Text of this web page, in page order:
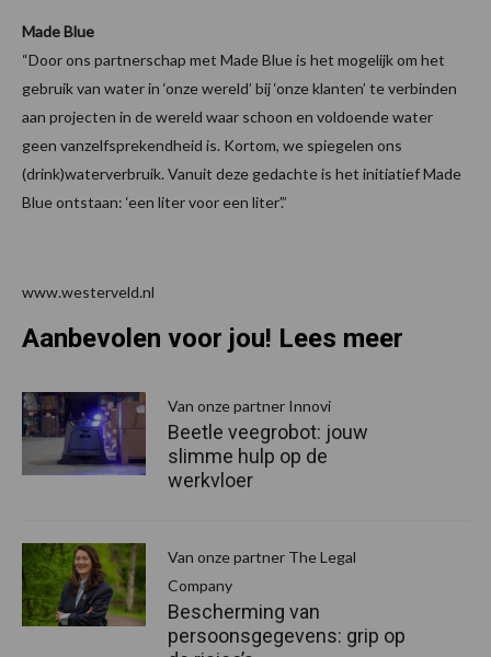
Made Blue
“Door ons partnerschap met Made Blue is het mogelijk om het
gebruik van water in ‘onze wereld’ bij ‘onze klanten’ te verbinden
aan projecten in de wereld waar schoon en voldoende water
geen vanzelfsprekendheid is. Kortom, we spiegelen ons
(drink)waterverbruik. Vanuit deze gedachte is het initiatief Made
Blue ontstaan: ‘een liter voor een liter’.”
www.westerveld.nl
Aanbevolen voor jou! Lees meer
Van onze partner Innovi
Beetle veegrobot: jouw
slimme hulp op de
werkvloer
Van onze partner The Legal
Company
Bescherming van
persoonsgegevens: grip op